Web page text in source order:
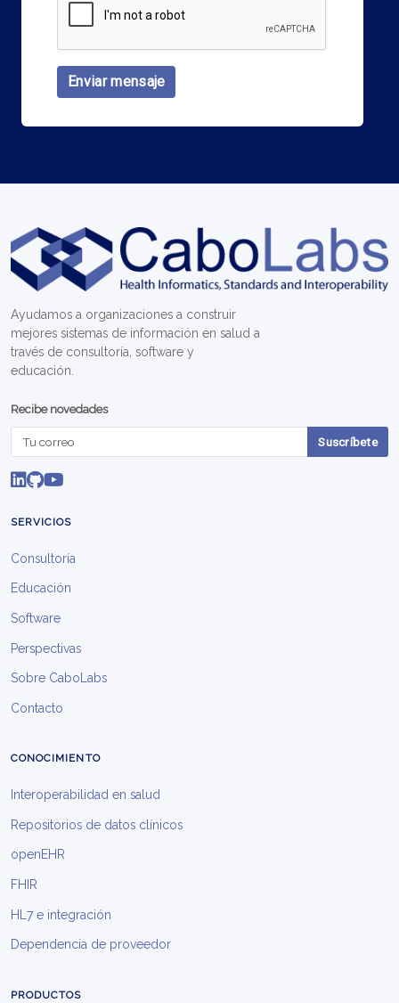
Enviar mensaje
Ayudamos a organizaciones a construir
mejores sistemas de información en salud a
través de consultoría, software y
educación.
Recibe novedades
Suscríbete
SERVICIOS
Consultoría
Educación
Software
Perspectivas
Sobre CaboLabs
Contacto
CONOCIMIENTO
Interoperabilidad en salud
Repositorios de datos clínicos
openEHR
FHIR
HL7 e integración
Dependencia de proveedor
PRODUCTOS